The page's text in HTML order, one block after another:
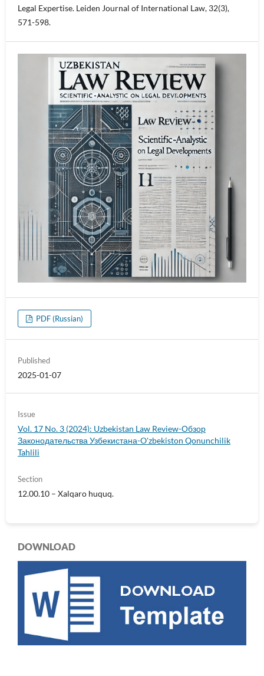
Legal Expertise. Leiden Journal of International Law, 32(3),
571-598.
PDF (Russian)
Published
2025-01-07
Issue
Vol. 17 No. 3 (2024): Uzbekistan Law Review-Обзор
Законодательства Узбекистана-O'zbekiston Qonunchilik
Tahlili
Section
12.00.10 – Xalqaro huquq.
DOWNLOAD